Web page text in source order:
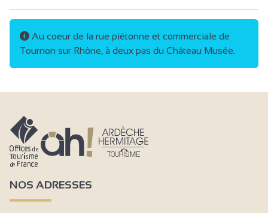
Au coeur de la rue piétonne et commerciale de
Tournon sur Rhône, à deux pas du Château Musée.
NOS ADRESSES